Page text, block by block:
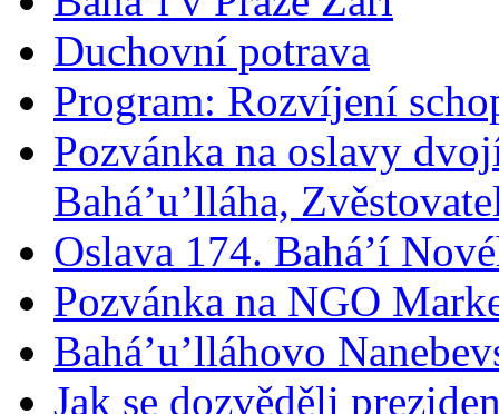
Duchovní potrava
Program: Rozvíjení
Pozvánka na oslavy
Bahá’u’lláha,
Oslava 174. Bahá’í
Pozvánka na NGO
Bahá’u’lláhovo
Jak se dozvěděli